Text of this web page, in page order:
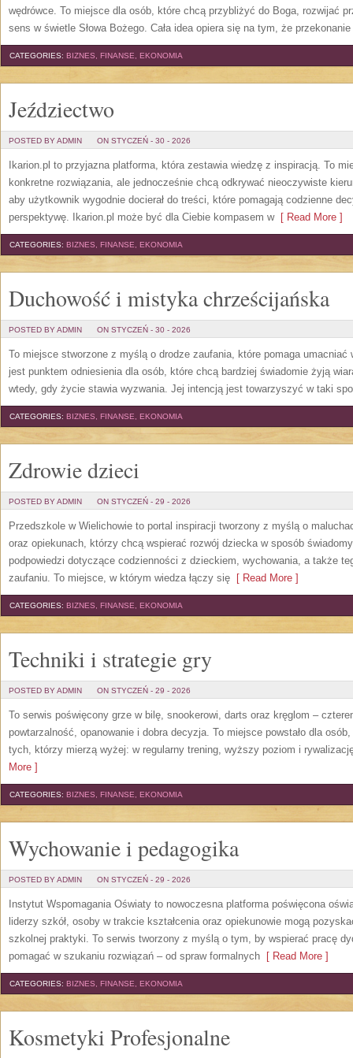
wędrówce. To miejsce dla osób, które chcą przybliżyć do Boga, rozwijać
sens w świetle Słowa Bożego. Cała idea opiera się na tym, że
CATEGORIES: BIZNES, FINANSE, EKONOMIA
Jeździectwo
POSTED BY ADMIN ON STYCZEŃ - 30 - 2026
Ikarion.pl to przyjazna platforma, która zestawia wiedzę z inspiracją. To
konkretne rozwiązania, ale jednocześnie chcą odkrywać nieoczywiste
aby użytkownik wygodnie docierał do treści, które pomagają codzienne
perspektywę. Ikarion.pl może być dla Ciebie kompasem w[ Read More ]
CATEGORIES: BIZNES, FINANSE, EKONOMIA
Duchowość i mistyka chrześcijańska
POSTED BY ADMIN ON STYCZEŃ - 30 - 2026
To miejsce stworzone z myślą o drodze zaufania, które pomaga
jest punktem odniesienia dla osób, które chcą bardziej świadomie żyją
wtedy, gdy życie stawia wyzwania. Jej intencją jest towarzyszyć w taki
CATEGORIES: BIZNES, FINANSE, EKONOMIA
Zdrowie dzieci
POSTED BY ADMIN ON STYCZEŃ - 29 - 2026
Przedszkole w Wielichowie to portal inspiracji tworzony z myślą o
oraz opiekunach, którzy chcą wspierać rozwój dziecka w sposób
podpowiedzi dotyczące codzienności z dzieckiem, wychowania, a także
zaufaniu. To miejsce, w którym wiedza łączy się [ Read More ]
CATEGORIES: BIZNES, FINANSE, EKONOMIA
Techniki i strategie gry
POSTED BY ADMIN ON STYCZEŃ - 29 - 2026
To serwis poświęcony grze w bilę, snookerowi, darts oraz kręglom –
powtarzalność, opanowanie i dobra decyzja. To miejsce powstało dla
tych, którzy mierzą wyżej: w regularny trening, wyższy poziom i
More ]
CATEGORIES: BIZNES, FINANSE, EKONOMIA
Wychowanie i pedagogika
POSTED BY ADMIN ON STYCZEŃ - 29 - 2026
Instytut Wspomagania Oświaty to nowoczesna platforma poświęcona
liderzy szkół, osoby w trakcie kształcenia oraz opiekunowie mogą
szkolnej praktyki. To serwis tworzony z myślą o tym, by wspierać pracę
pomagać w szukaniu rozwiązań – od spraw formalnych [ Read More ]
CATEGORIES: BIZNES, FINANSE, EKONOMIA
Kosmetyki Profesjonalne